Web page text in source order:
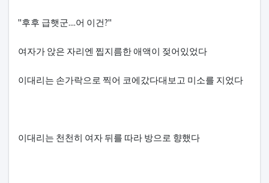
"후후 급햇군....어 이건?"
여자가 앉은 자리엔 찝지름한 애액이 젖어있었다
이대리는 손가락으로 찍어 코에갔다대보고 미소를 지었다
이대리는 천천히 여자 뒤를 따라 방으로 향했다